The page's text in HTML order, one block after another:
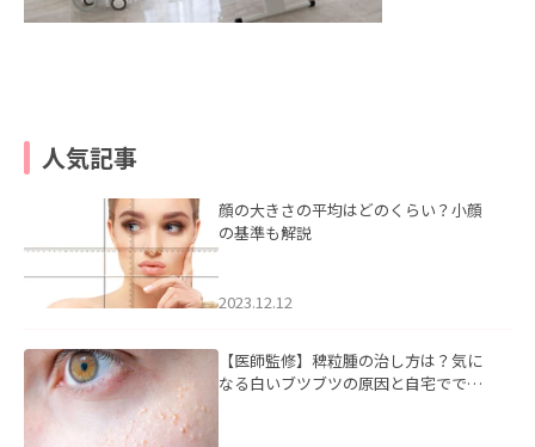
人気記事
顔の大きさの平均はどのくらい？小顔
の基準も解説
2023.12.12
【医師監修】稗粒腫の治し方は？気に
なる白いブツブツの原因と自宅ででき